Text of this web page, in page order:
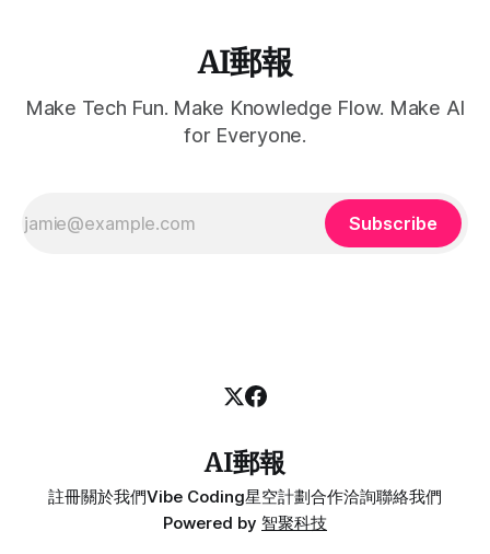
AI郵報
Make Tech Fun. Make Knowledge Flow. Make AI
for Everyone.
Subscribe
AI郵報
註冊關於我們Vibe Coding星空計劃合作洽詢聯絡我們
Powered by 智聚科技